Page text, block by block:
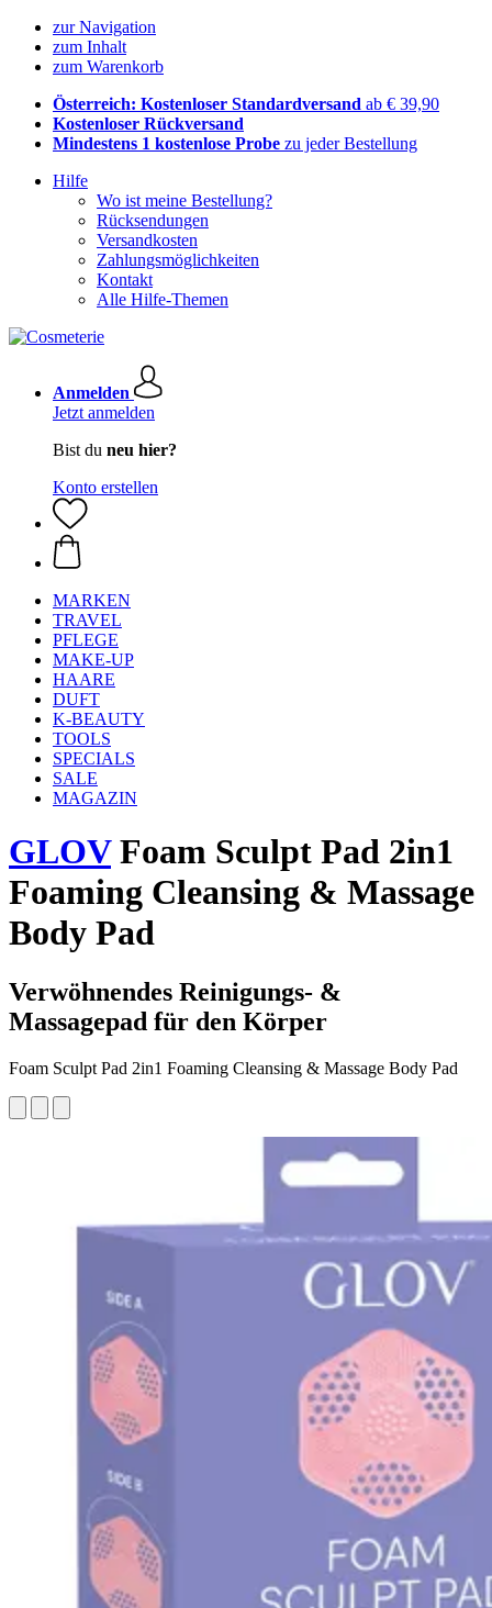
zur Navigation
zum Inhalt
zum Warenkorb
Österreich: Kostenloser Standardversand ab € 39,90
Kostenloser Rückversand
Mindestens 1 kostenlose Probe zu jeder Bestellung
Hilfe
Wo ist meine Bestellung?
Rücksendungen
Versandkosten
Zahlungsmöglichkeiten
Kontakt
Alle Hilfe-Themen
Anmelden
Jetzt anmelden
Bist du neu hier?
Konto erstellen
MARKEN
TRAVEL
PFLEGE
MAKE-UP
HAARE
DUFT
K-BEAUTY
TOOLS
SPECIALS
SALE
MAGAZIN
GLOVFoam Sculpt Pad 2in1
Foaming Cleansing & Massage
Body Pad
Verwöhnendes Reinigungs- &
Massagepad für den Körper
Foam Sculpt Pad 2in1 Foaming Cleansing & Massage Body Pad